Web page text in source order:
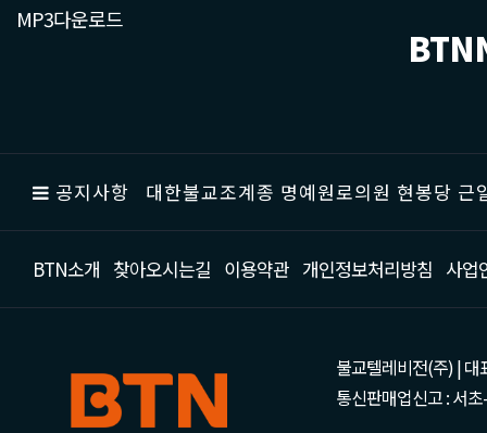
MP3다운로드
공지사항 대한불교조계종 명예원로의원 현봉당
BTN소개 찾아오시는길 이용약관 개인정보처리방침 사업
불교텔레비전(주) | 대
통신판매업신고 : 서